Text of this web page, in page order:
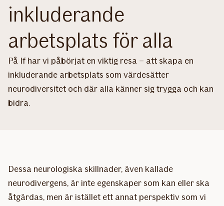
inkluderande
arbetsplats för alla
På If har vi påbörjat en viktig resa – att skapa en
inkluderande arbetsplats som värdesätter
neurodiversitet och där alla känner sig trygga och kan
bidra.
Dessa neurologiska skillnader, även kallade
neurodivergens, är inte egenskaper som kan eller ska
åtgärdas, men är istället ett annat perspektiv som vi